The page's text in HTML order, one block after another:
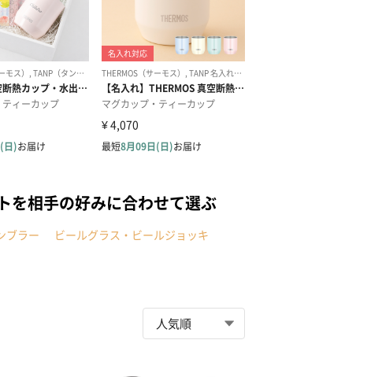
を相手の好みに合わせて選ぶ
ブラー
ビールグラス・ビールジョッキ